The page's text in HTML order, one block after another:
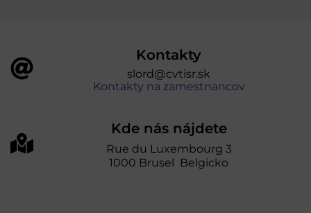
Kontakty
slord@cvtisr.sk
Kontakty na zamestnancov
Kde nás nájdete
Rue du Luxembourg 3
1000 Brusel Belgicko